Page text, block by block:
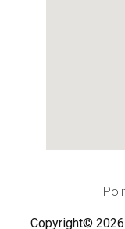
Copyright©